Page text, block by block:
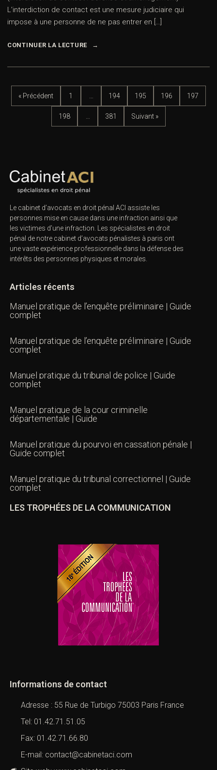
L’interdiction de contact est une mesure judiciaire qui
impose à une personne de ne pas entrer en […]
CONTINUER LA LECTURE
« Précédent 1 194 195 196 197
198 381 Suivant »
Le cabinet d’avocats en droit pénal ACI assiste les
personnes mise en cause dans une infraction ainsi que
les victimes d’une infraction. Les spécialistes en droit
pénal de notre cabinet d’avocats pénalistes à paris ont
une vaste expérience professionnelle dans la défense des
intérêts des personnes physiques et morales.
Articles récents
Manuel pratique de l’enquête préliminaire | Guide
complet
Manuel pratique de l’enquête préliminaire | Guide
complet
Manuel pratique du tribunal de police | Guide
complet
Manuel pratique de la cour criminelle
départementale | Guide
Manuel pratique du pourvoi en cassation pénale |
Guide complet
Manuel pratique du tribunal correctionnel | Guide
complet
LES TROPHÉES DE LA COMMUNICATION
Informations de contact
Adresse : 55 Rue de Turbigo 75003 Paris France
Tel: 01.42.71.51.05
Fax: 01.42.71.66.80
E-mail: contact@cabinetaci.com